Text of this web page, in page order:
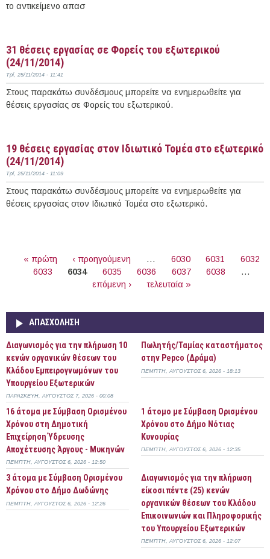
το αντικείμενο απασ
31 θέσεις εργασίας σε Φορείς του εξωτερικού
(24/11/2014)
Τρί, 25/11/2014 - 11:41
Στους παρακάτω συνδέσμους μπορείτε να ενημερωθείτε για
θέσεις εργασίας σε Φορείς του εξωτερικού.
19 θέσεις εργασίας στον Ιδιωτικό Τομέα στο εξωτερικό
(24/11/2014)
Τρί, 25/11/2014 - 11:09
Στους παρακάτω συνδέσμους μπορείτε να ενημερωθείτε για
θέσεις εργασίας στον Ιδιωτικό Τομέα στο εξωτερικό.
« πρώτη ‹ προηγούμενη … 6030 6031
6032
6033
6034 6035 6036 6037 6038
…
επόμενη ›
τελευταία »
ΑΠΑΣΧΌΛΗΣΗ
Διαγωνισμός για την πλήρωση 10
κενών οργανικών θέσεων του
Κλάδου Εμπειρογνωμόνων του
Υπουργείου Εξωτερικών
ΠΑΡΑΣΚΕΥΉ, ΑΎΓΟΥΣΤΟΣ 7, 2026 - 00:08
Πωλητής/Ταμίας καταστήματος
στην Pepco (Δράμα)
ΠΈΜΠΤΗ, ΑΎΓΟΥΣΤΟΣ 6, 2026 - 18:13
16 άτομα με Σύμβαση Ορισμένου
Χρόνου στη Δημοτική
Επιχείρηση Ύδρευσης
Αποχέτευσης Άργους - Μυκηνών
ΠΈΜΠΤΗ, ΑΎΓΟΥΣΤΟΣ 6, 2026 - 12:50
1 άτομο με Σύμβαση Ορισμένου
Χρόνου στο Δήμο Νότιας
Κυνουρίας
ΠΈΜΠΤΗ, ΑΎΓΟΥΣΤΟΣ 6, 2026 - 12:35
3 άτομα με Σύμβαση Ορισμένου
Χρόνου στο Δήμο Δωδώνης
ΠΈΜΠΤΗ, ΑΎΓΟΥΣΤΟΣ 6, 2026 - 12:26
Διαγωνισμός για την πλήρωση
είκοσι πέντε (25) κενών
οργανικών θέσεων του Κλάδου
Επικοινωνιών και Πληροφορικής
του Υπουργείου Εξωτερικών
ΠΈΜΠΤΗ, ΑΎΓΟΥΣΤΟΣ 6, 2026 - 12:07